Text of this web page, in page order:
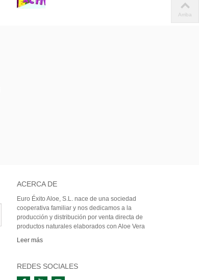
ACERCA DE
Euro Éxito Aloe, S.L. nace de una sociedad
cooperativa familiar y nos dedicamos a la
producción y distribución por venta directa de
productos naturales elaborados con Aloe Vera
Leer más
REDES SOCIALES
Arriba